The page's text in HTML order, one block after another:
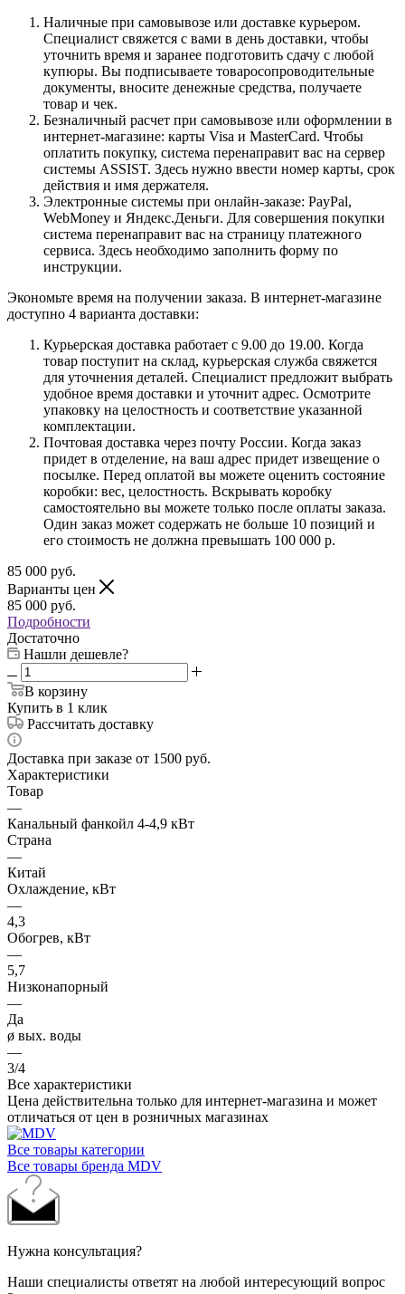
Наличные при самовывозе или доставке курьером.
Специалист свяжется с вами в день доставки, чтобы
уточнить время и заранее подготовить сдачу с любой
купюры. Вы подписываете товаросопроводительные
документы, вносите денежные средства, получаете
товар и чек.
Безналичный расчет при самовывозе или оформлении в
интернет-магазине: карты Visa и MasterCard. Чтобы
оплатить покупку, система перенаправит вас на сервер
системы ASSIST. Здесь нужно ввести номер карты, срок
действия и имя держателя.
Электронные системы при онлайн-заказе: PayPal,
WebMoney и Яндекс.Деньги. Для совершения покупки
система перенаправит вас на страницу платежного
сервиса. Здесь необходимо заполнить форму по
инструкции.
Экономьте время на получении заказа. В интернет-магазине
доступно 4 варианта доставки:
Курьерская доставка работает с 9.00 до 19.00. Когда
товар поступит на склад, курьерская служба свяжется
для уточнения деталей. Специалист предложит выбрать
удобное время доставки и уточнит адрес. Осмотрите
упаковку на целостность и соответствие указанной
комплектации.
Почтовая доставка через почту России. Когда заказ
придет в отделение, на ваш адрес придет извещение о
посылке. Перед оплатой вы можете оценить состояние
коробки: вес, целостность. Вскрывать коробку
самостоятельно вы можете только после оплаты заказа.
Один заказ может содержать не больше 10 позиций и
его стоимость не должна превышать 100 000 р.
85 000 руб.
Варианты цен
85 000 руб.
Подробности
Достаточно
Нашли дешевле?
В корзину
Купить в 1 клик
Рассчитать доставку
Доставка при заказе от 1500 руб.
Характеристики
Товар
—
Канальный фанкойл 4-4,9 кВт
Страна
—
Китай
Охлаждение, кВт
—
4,3
Обогрев, кВт
—
5,7
Низконапорный
—
Да
ø вых. воды
—
3/4
Все характеристики
Цена действительна только для интернет-магазина и может
отличаться от цен в розничных магазинах
Все товары категории
Все товары бренда MDV
Нужна консультация?
Наши специалисты ответят на любой интересующий вопрос